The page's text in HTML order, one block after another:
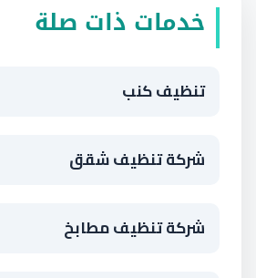
خدمات ذات صلة
تنظيف كنب
شركة تنظيف شقق
شركة تنظيف مطابخ